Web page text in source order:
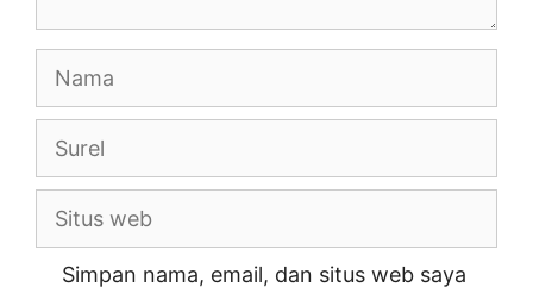
Surel
Situs
Simpan nama, email, dan situs web saya